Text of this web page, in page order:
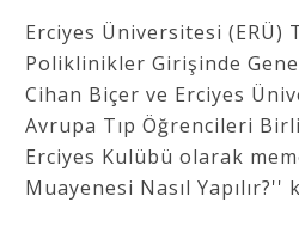
Erciyes Üniversitesi (ERÜ)
Poliklinikler Girişinde
Cihan Biçer ve Erciyes
Avrupa Tıp Öğrencileri
Erciyes Kulübü olarak
Muayenesi Nasıl